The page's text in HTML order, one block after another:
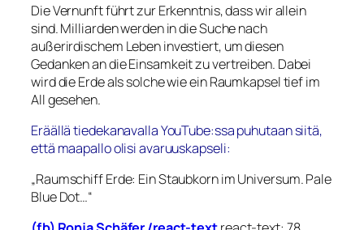
Die Vernunft führt zur Erkenntnis, dass wir allein
sind. Milliarden werden in die Suche nach
außerirdischem Leben investiert, um diesen
Gedanken an die Einsamkeit zu vertreiben. Dabei
wird die Erde als solche wie ein Raumkapsel tief im
All gesehen.
Eräällä tiedekanavalla YouTube:ssa puhutaan siitä,
että maapallo olisi avaruuskapseli:
„Raumschiff Erde: Ein Staubkorn im Universum. Pale
Blue Dot…“